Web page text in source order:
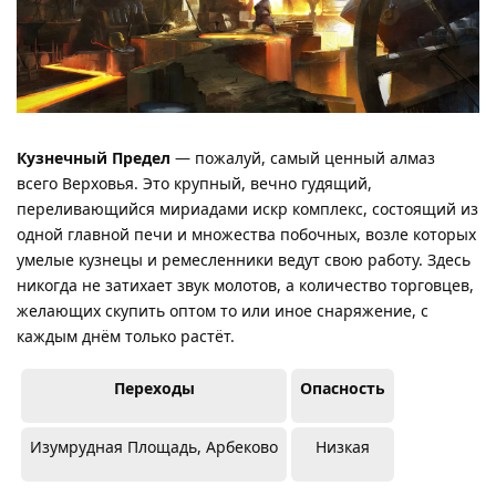
Кузнечный Предел — пожалуй, самый ценный алмаз
всего Верховья. Это крупный, вечно гудящий,
переливающийся мириадами искр комплекс, состоящий из
одной главной печи и множества побочных, возле которых
умелые кузнецы и ремесленники ведут свою работу. Здесь
никогда не затихает звук молотов, а количество торговцев,
желающих скупить оптом то или иное снаряжение, с
каждым днём только растёт.
Переходы Опасность
Изумрудная Площадь, Арбеково Низкая